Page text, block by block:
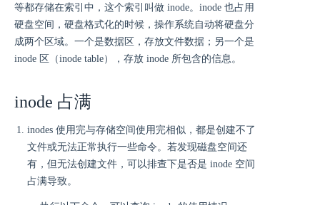
等都存储在索引中，这个索引叫做 inode。inode 也占用
硬盘空间，硬盘格式化的时候，操作系统自动将硬盘分
成两个区域。一个是数据区，存放文件数据；另一个是
inode 区（inode table），存放 inode 所包含的信息。
inode 占满
inodes 使用完与存储空间使用完相似，都是创建不了
文件或无法正常执行一些命令。若发现磁盘空间还
有，但无法创建文件，可以排查下是否是 inode 空间
占满导致。